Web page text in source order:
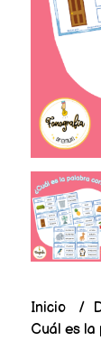
Inicio
Cuál es la